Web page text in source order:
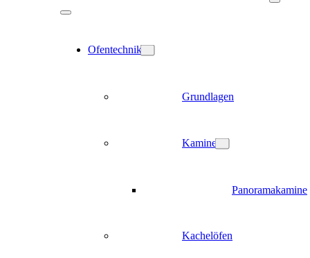
Ofentechnik
Grundlagen
Kamine
Panoramakamine
Kachelöfen